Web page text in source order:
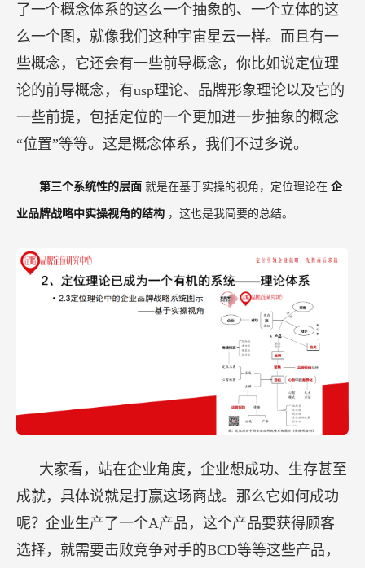
了一个概念体系的这么一个抽象的、一个立体的这
么一个图，就像我们这种宇宙星云一样。而且有一
些概念，它还会有一些前导概念，你比如说定位理
论的前导概念，有usp理论、品牌形象理论以及它的
一些前提，包括定位的一个更加进一步抽象的概念
“位置”等等。这是概念体系，我们不过多说。
第三个系统性的层面 就是在基于实操的视角，定位理论在 企
业品牌战略中实操视角的结构 ，这也是我简要的总结。
大家看，站在企业角度，企业想成功、生存甚至
成就，具体说就是打赢这场商战。那么它如何成功
呢？企业生产了一个A产品，这个产品要获得顾客
选择，就需要击败竞争对手的BCD等等这些产品，